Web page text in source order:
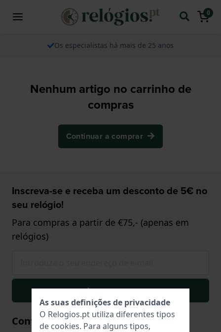
0
Os especialistas há mais de 25 anos
Nenhum artigo no carrinho de
compras
Continuar a comprar
Inscreva-se e receba um desconto de 5€ no
seu relógio!
Para compras a partir de €75,- (apenas em
relógios)
Inscrever-se
Contacto
As suas definições de privacidade
O Relogios.pt utiliza diferentes tipos
de cookies. Para alguns tipos,